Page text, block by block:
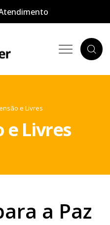
e Livres
e Livres
a Paz